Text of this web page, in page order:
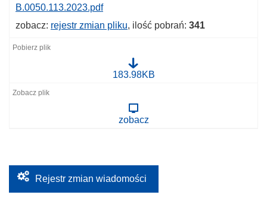
B.0050.113.2023.pdf
zobacz: rejestr zmian pliku, ilość pobrań: 341
0
2
183.98KB
zobacz
Rejestr zmian wiadomości